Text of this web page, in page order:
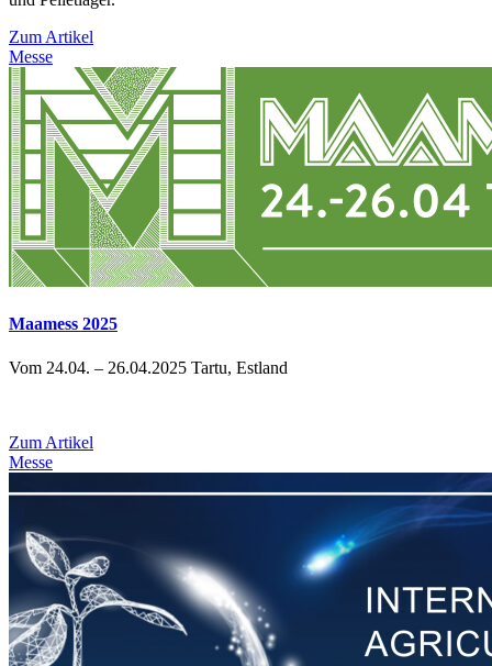
Zum Artikel
Messe
Maamess 2025
Vom 24.04. – 26.04.2025 Tartu, Estland
Zum Artikel
Messe